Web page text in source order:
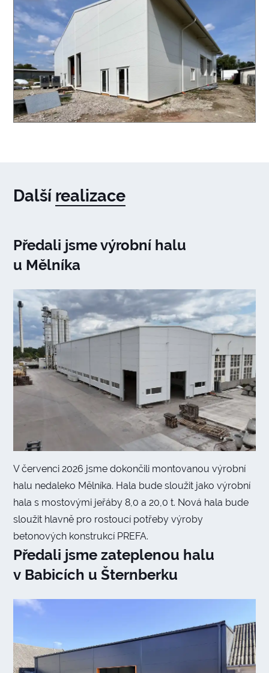
Další realizace
Předali jsme výrobní halu
u Mělníka
V červenci 2026 jsme dokončili montovanou výrobní
halu nedaleko Mělníka. Hala bude sloužit jako výrobní
hala s mostovými jeřáby 8,0 a 20,0 t. Nová hala bude
sloužit hlavně pro rostoucí potřeby výroby
betonových konstrukcí PREFA.
Předali jsme zateplenou halu
v Babicích u Šternberku